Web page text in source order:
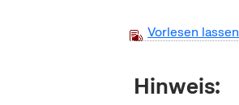
Vorlesen lassen
Hinweis: